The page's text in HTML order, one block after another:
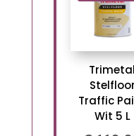
Trimetal
Stelfloor
Traffic
Wit 5 L